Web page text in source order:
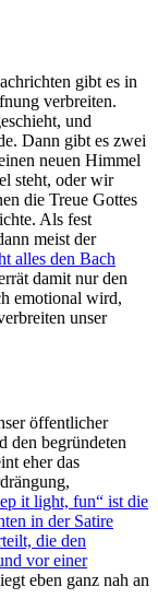
gibt es in
verbreiten.
und
Dann gibt es zwei
neuen Himmel
steht, oder wir
die Treue Gottes
Als fest
meist der
alles den Bach
damit nur den
emotional wird,
unser
öffentlicher
den begründeten
eher das
it light, fun“ ist die
in der Satire
die den
vor einer
eben ganz nah an